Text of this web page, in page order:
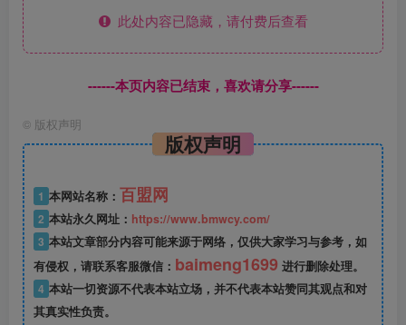
此处内容已隐藏，请付费后查看
------本页内容已结束，喜欢请分享------
© 版权声明
版权声明
1 本网站名称： 百盟网
2 本站永久网址： https://www.bmwcy.com/
3 本站文章部分内容可能来源于网络，仅供大家学习与参考，如
有侵权，请联系客服微信： baimeng1699 进行删除处理。
4 本站一切资源不代表本站立场，并不代表本站赞同其观点和对
其真实性负责。